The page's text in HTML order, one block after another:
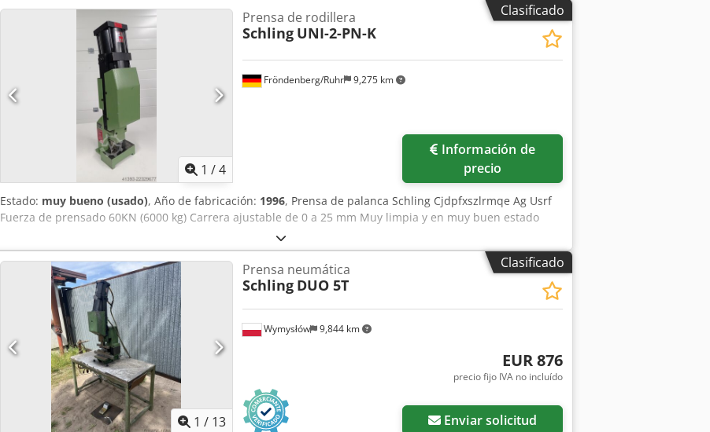
Clasificado
1 /4
Fröndenberg/Ruhr 9,275 km
Prensa de rodillera
Schling UNI-2-PN-K
precio
Estado: muy bueno (usado), Año de fabricación: 1996, Prensa de palanca Schling Cjdpfxszlrmqe Ag Usrf
Fuerza de prensado 60KN (6000 kg) Carrera ajustable de 0 a 25 mm Muy limpia y en muy buen estado
Clasificado
1 / 13
Wymysłów 9,844 km
Prensa neumática
Schling DUO 5T
EUR 876
precio fijo IVA no incluído
Enviar solicitud